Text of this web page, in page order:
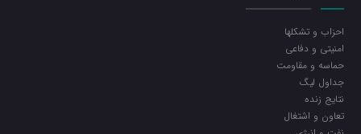
احزاب و تشکلها
امنیتی و دفاعی
حماسه و مقاومت
جداول لیگ
نتایج زنده
تعاون و اشتغال